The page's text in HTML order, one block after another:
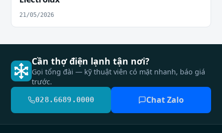
21/05/2026
Cần thợ điện lạnh tận nơi?
Gọi tổng đài — kỹ thuật viên có mặt nhanh, báo giá
trước.
028.6689.0000 Chat Zalo